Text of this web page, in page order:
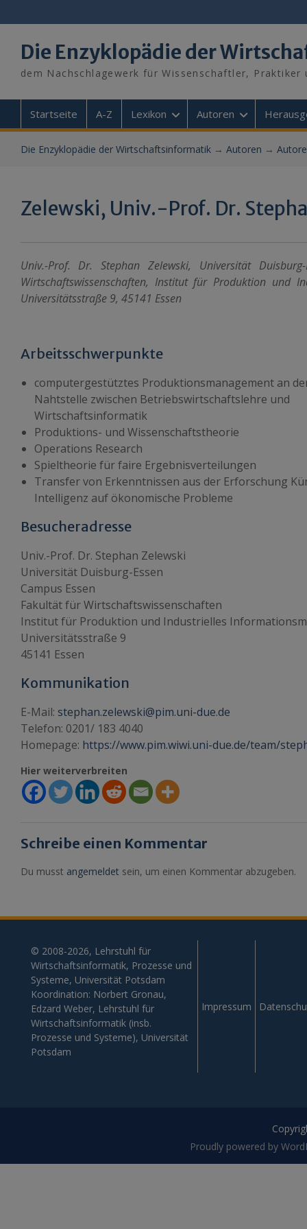
to
Die Enzyklopädie der
dem Nachschlagewerk für Wissenschaftler, Praktiker
Startseite A-Z Lexikon Autoren
Die Enzyklopädie der Wirtschaftsinformatik→ Autoren →
Zelewski, Univ.-Prof. Dr.
Univ.-Prof. Dr. Stephan Zelewski, Universität
Wirtschaftswissenschaften, Institut für Produktion und
Universitätsstraße 9, 45141 Essen
Arbeitsschwerpunkte
computergestütztes Produktionsmanagement an
Nahtstelle zwischen Betriebswirtschaftslehre und
Wirtschaftsinformatik
Produktions- und Wissenschaftstheorie
Operations Research
Spieltheorie für faire Ergebnisverteilungen
Transfer von Erkenntnissen aus der Erforschung
Intelligenz auf ökonomische Probleme
Besucheradresse
Univ.-Prof. Dr. Stephan Zelewski
Universität Duisburg-Essen
Campus Essen
Fakultät für Wirtschaftswissenschaften
Institut für Produktion und Industrielles
Universitätsstraße 9
45141 Essen
Kommunikation
E-Mail: stephan.zelewski@pim.uni-due.de
Telefon: 0201/ 183 4040
Homepage: https://www.pim.wiwi.uni-due.de/team/
Hier weiterverbreiten
Schreibe einen Kommentar
Du musst angemeldet sein, um einen Kommentar abzugeben.
© 2008-2026, Lehrstuhl für
Wirtschaftsinformatik, Prozesse und
Systeme, Universität Potsdam
Koordination: Norbert Gronau,
Edzard Weber, Lehrstuhl für
Wirtschaftsinformatik (insb.
Prozesse und Systeme), Universität
Potsdam
Impressum
Proudly powered by